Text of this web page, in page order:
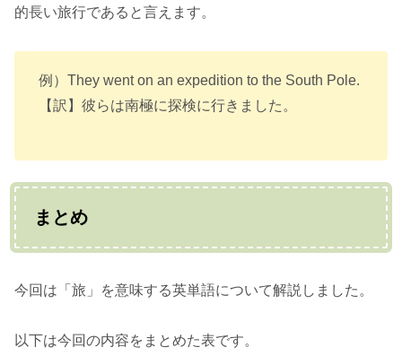
的長い旅行であると言えます。
例）They went on an expedition to the South Pole.
【訳】彼らは南極に探検に行きました。
まとめ
今回は「旅」を意味する英単語について解説しました。
以下は今回の内容をまとめた表です。